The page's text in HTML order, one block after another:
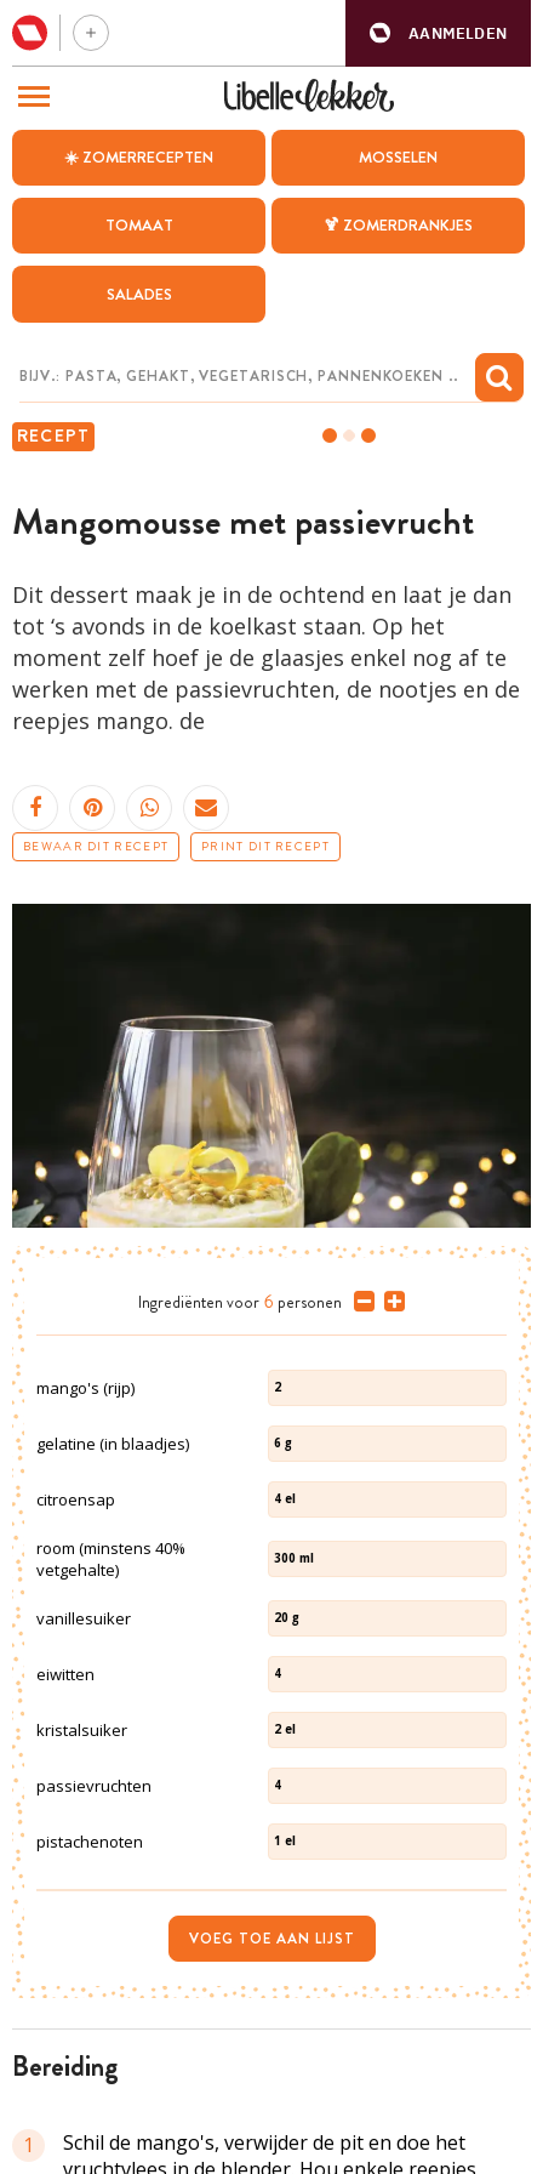
AANMELDEN
☀️ ZOMERRECEPTEN MOSSELEN
TOMAAT 🍹 ZOMERDRANKJES
SALADES
RECEPT
Mangomousse met passievrucht
Dit dessert maak je in de ochtend en laat je dan
tot ‘s avonds in de koelkast staan. Op het
moment zelf hoef je de glaasjes enkel nog af te
werken met de passievruchten, de nootjes en de
reepjes mango. de
BEWAAR DIT RECEPT PRINT DIT RECEPT
bereiding
1
Schil de mango's, verwijder de pit en doe het
vruchtvlees in de blender. Hou enkele reepjes
Ingrediënten voor 6 personen
mango's (rijp) 2
gelatine (in blaadjes) 6 g
citroensap 4 el
room (minstens 40%
vetgehalte)
300 ml
vanillesuiker 20 g
eiwitten 4
kristalsuiker 2 el
passievruchten 4
pistachenoten 1 el
VOEG TOE AAN LIJST
BEZOEK ONZE ANDERE WEBSITES
WEEKMENU
CHAT MET MAIA
MIJN BEWAARDE RECEPTEN